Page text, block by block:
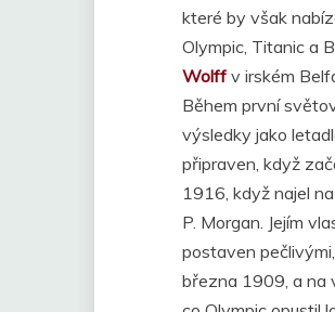
které by však
Olympic, Titanic a
Wolff v irském
Během první
výsledky jako
připraven, když
1916, když najel
P. Morgan. Jejím
postaven
března 1909, a na